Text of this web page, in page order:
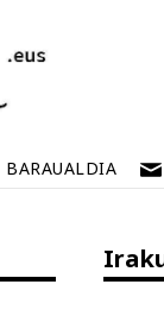
BARAUALDIA